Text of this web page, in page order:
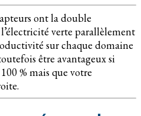
ont la double
verte parallèlement
sur chaque domaine
être avantageux si
% mais que votre